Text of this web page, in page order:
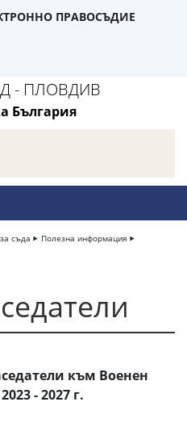
ПРАВОСЪДИЕ
- ПЛОВДИВ
България
съда
Полезна информация
към Военен
- 2027 г.